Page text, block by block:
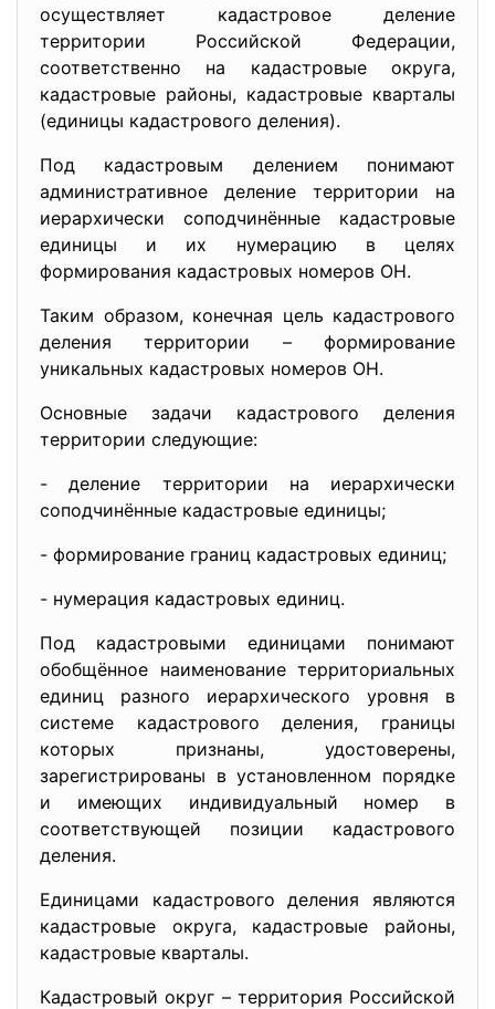
осуществляет кадастровое деление
территории Российской Федерации,
соответственно на кадастровые округа,
кадастровые районы, кадастровые кварталы
(единицы кадастрового деления).
Под кадастровым делением понимают
административное деление территории на
иерархически соподчинённые кадастровые
единицы и их нумерацию в целях
формирования кадастровых номеров ОН.
Таким образом, конечная цель кадастрового
деления территории – формирование
уникальных кадастровых номеров ОН.
Основные задачи кадастрового деления
территории следующие:
- деление территории на иерархически
соподчинённые кадастровые единицы;
- формирование границ кадастровых единиц;
- нумерация кадастровых единиц.
Под кадастровыми единицами понимают
обобщённое наименование территориальных
единиц разного иерархического уровня в
системе кадастрового деления, границы
которых признаны, удостоверены,
зарегистрированы в установленном порядке
и имеющих индивидуальный номер в
соответствующей позиции кадастрового
деления.
Единицами кадастрового деления являются
кадастровые округа, кадастровые районы,
кадастровые кварталы.
Кадастровый округ – территория Российской